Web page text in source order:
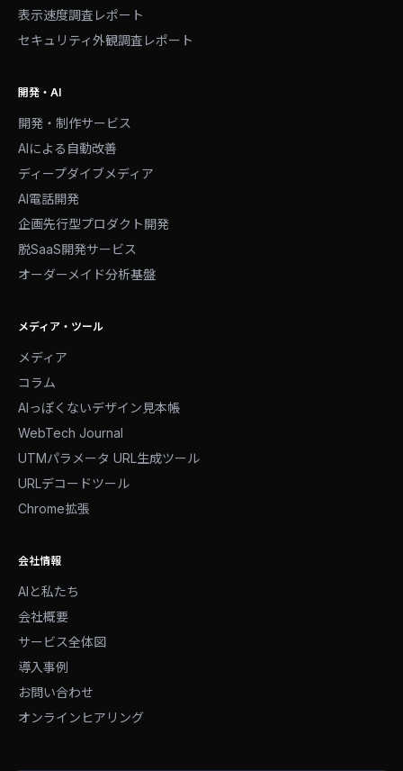
表示速度調査レポート
セキュリティ外観調査レポート
開発・AI
開発・制作サービス
AIによる自動改善
ディープダイブメディア
AI電話開発
企画先行型プロダクト開発
脱SaaS開発サービス
オーダーメイド分析基盤
メディア・ツール
メディア
コラム
AIっぽくないデザイン見本帳
WebTech Journal
UTMパラメータ URL生成ツール
URLデコードツール
Chrome拡張
会社情報
AIと私たち
会社概要
サービス全体図
導入事例
お問い合わせ
オンラインヒアリング